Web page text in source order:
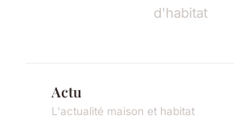
d'habitat
Actu
L'actualité maison et habitat